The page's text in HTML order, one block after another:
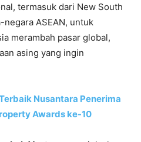
termasuk dari New South
negara ASEAN, untuk
merambah pasar global,
asing yang ingin
Nusantara Penerima
Awards ke-10